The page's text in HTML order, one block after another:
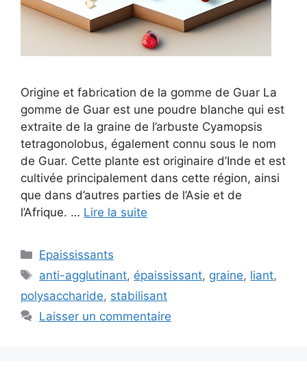
Origine et fabrication de la gomme de Guar La
gomme de Guar est une poudre blanche qui est
extraite de la graine de l’arbuste Cyamopsis
tetragonolobus, également connu sous le nom
de Guar. Cette plante est originaire d’Inde et est
cultivée principalement dans cette région, ainsi
que dans d’autres parties de l’Asie et de
l’Afrique. … Lire la suite
Catégories
Epaississants
Étiquettes
anti-agglutinant, épaississant, graine, liant,
polysaccharide, stabilisant
Laisser un commentaire